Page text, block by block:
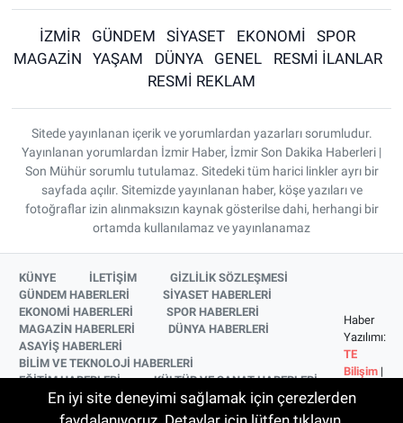
İZMİR GÜNDEM SİYASET EKONOMİ
SPOR
MAGAZİN
YAŞAM DÜNYA GENEL
RESMİ İLANLAR
RESMİ REKLAM
Sitede yayınlanan içerik ve yorumlardan yazarları sorumludur.
Yayınlanan yorumlardan İzmir Haber, İzmir Son Dakika Haberleri |
Son Mühür sorumlu tutulamaz. Sitedeki tüm harici linkler ayrı bir
sayfada açılır. Sitemizde yayınlanan haber, köşe yazıları ve
fotoğraflar izin alınmaksızın kaynak gösterilse dahi, herhangi bir
ortamda kullanılamaz ve yayınlanamaz
KÜNYE İLETİŞİM
GİZLİLİK SÖZLEŞMESİ
GÜNDEM HABERLERİ
SİYASET HABERLERİ
EKONOMİ HABERLERİ
SPOR HABERLERİ
MAGAZİN HABERLERİ
DÜNYA HABERLERİ
ASAYİŞ HABERLERİ
BİLİM VE TEKNOLOJİ HABERLERİ
EĞİTİM HABERLERİ
KÜLTÜR VE SANAT HABERLERİ
SAĞLIK HABERLERİ
YAŞAM HABERLERİ
YEREL HABERLER
İZMİR HABERLERİ
Haber
Yazılımı:
TE
Bilişim |
© 2026
En iyi site deneyimi sağlamak için çerezlerden